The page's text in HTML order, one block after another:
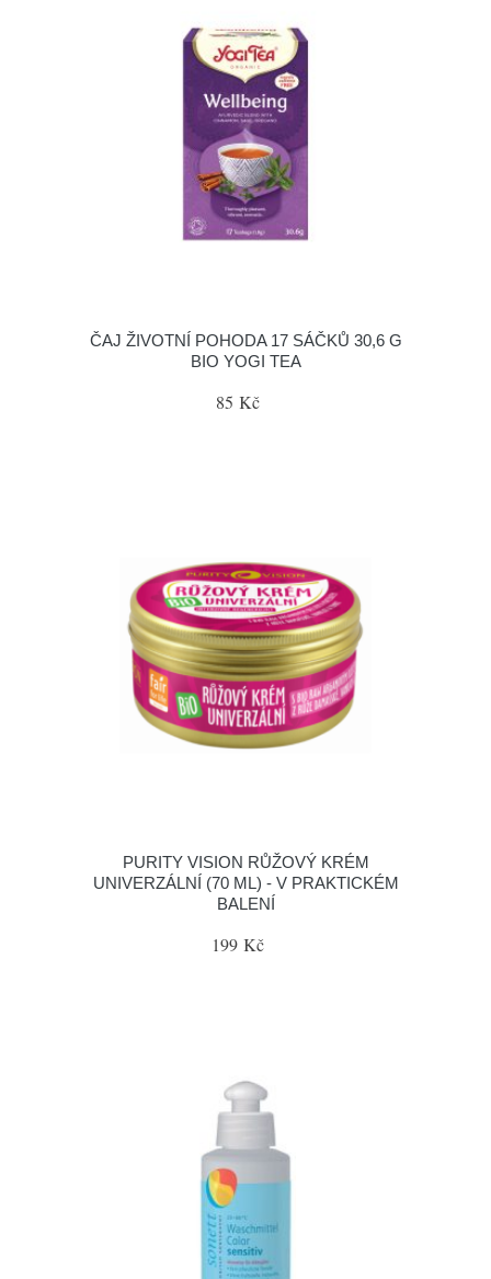
ČAJ ŽIVOTNÍ POHODA 17 SÁČKŮ 30,6 G
BIO YOGI TEA
85 Kč
PURITY VISION RŮŽOVÝ KRÉM
UNIVERZÁLNÍ (70 ML) - V PRAKTICKÉM
BALENÍ
199 Kč